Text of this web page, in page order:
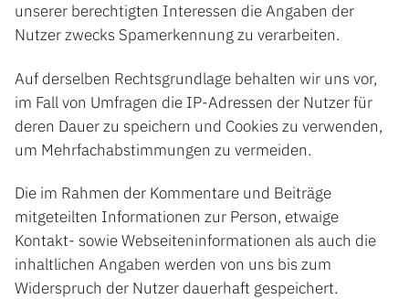
unserer berechtigten Interessen die Angaben der
Nutzer zwecks Spamerkennung zu verarbeiten.
Auf derselben Rechtsgrundlage behalten wir uns vor,
im Fall von Umfragen die IP-Adressen der Nutzer für
deren Dauer zu speichern und Cookies zu verwenden,
um Mehrfachabstimmungen zu vermeiden.
Die im Rahmen der Kommentare und Beiträge
mitgeteilten Informationen zur Person, etwaige
Kontakt- sowie Webseiteninformationen als auch die
inhaltlichen Angaben werden von uns bis zum
Widerspruch der Nutzer dauerhaft gespeichert.